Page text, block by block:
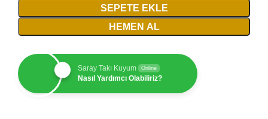
SEPETE EKLE
HEMEN AL
Saray Takı Kuyum Online
Nasıl Yardımcı Olabiliriz?